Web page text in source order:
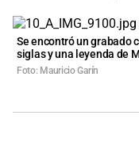
Se encontró un grabado
siglas y una leyenda de
Foto: Mauricio Garín